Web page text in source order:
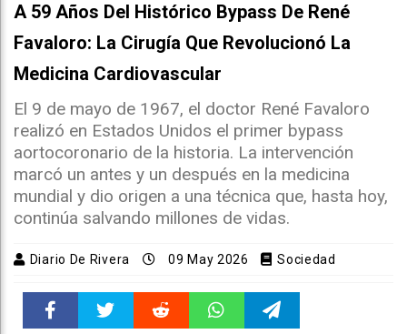
A 59 Años Del Histórico Bypass De René
Favaloro: La Cirugía Que Revolucionó La
Medicina Cardiovascular
El 9 de mayo de 1967, el doctor René Favaloro
realizó en Estados Unidos el primer bypass
aortocoronario de la historia. La intervención
marcó un antes y un después en la medicina
mundial y dio origen a una técnica que, hasta hoy,
continúa salvando millones de vidas.
Diario De Rivera 09 May 2026 Sociedad